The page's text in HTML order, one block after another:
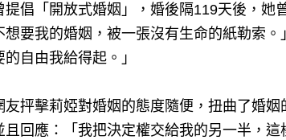
提倡「開放式婚姻」，婚後隔119天後，她
想要我的婚姻，被一張沒有生命的紙勒索
自由我給得起。」
友抨擊莉婭對婚姻的態度隨便，扭曲了婚
且回應：「我把決定權交給我的另一半，